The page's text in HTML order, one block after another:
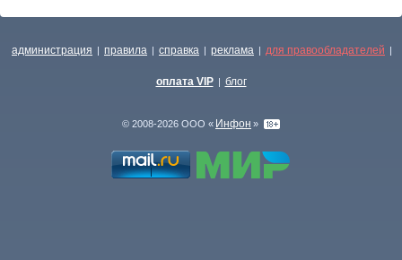
администрация | правила | справка | реклама | для правообладателей |
оплата VIP | блог
© 2008-2026 ООО « Инфон »